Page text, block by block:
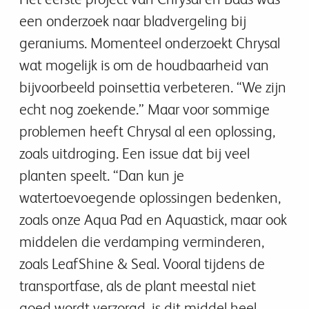
een onderzoek naar bladvergeling bij
geraniums. Momenteel onderzoekt Chrysal
wat mogelijk is om de houdbaarheid van
bijvoorbeeld poinsettia verbeteren. “We zijn
echt nog zoekende.” Maar voor sommige
problemen heeft Chrysal al een oplossing,
zoals uitdroging. Een issue dat bij veel
planten speelt. “Dan kun je
watertoevoegende oplossingen bedenken,
zoals onze Aqua Pad en Aquastick, maar ook
middelen die verdamping verminderen,
zoals LeafShine & Seal. Vooral tijdens de
transportfase, als de plant meestal niet